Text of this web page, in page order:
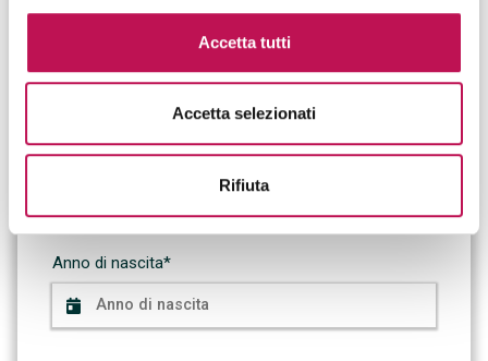
Accetta tutti
Accetta selezionati
Rifiuta
Soglia retributiva minima attesa*
Ambito professionale*
Anno di nascita*